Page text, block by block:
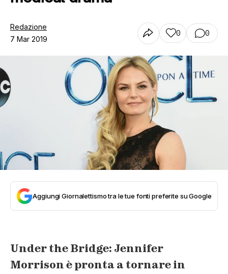
Chi siamo
Redazione
7 Mar 2019
0 0
Aggiungi Giornalettismo tra le tue fonti preferite su Google
Under the Bridge: Jennifer
Morrison è pronta a tornare in